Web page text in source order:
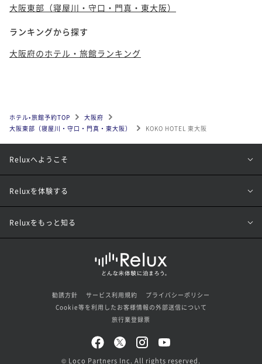
大阪東部（寝屋川・守口・門真・東大阪）
ランキングから探す
大阪府のホテル・旅館ランキング
ホテル•旅館予約TOP
大阪府
大阪東部（寝屋川・守口・門真・東大阪）
KOKO HOTEL 東大阪
Reluxへようこそ
Reluxを体験する
Reluxをもっと知る
勧誘方針 サービス利用規約
プライバシーポリシー
Cookie等を利用したお客様情報の外部送信について
旅行業登録票
© Loco Partners Inc. All rights reserved.